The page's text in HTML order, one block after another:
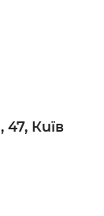
Київ